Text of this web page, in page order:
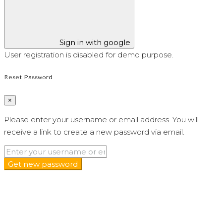
Sign in with google
User registration is disabled for demo purpose.
Reset Password
×
Please enter your username or email address. You will
receive a link to create a new password via email.
Get new password